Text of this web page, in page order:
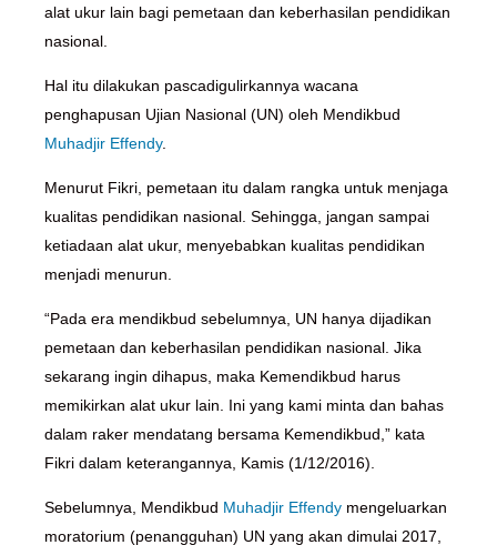
alat ukur lain bagi pemetaan dan keberhasilan pendidikan
nasional.
Hal itu dilakukan pascadigulirkannya wacana
penghapusan Ujian Nasional (UN) oleh Mendikbud
Muhadjir Effendy.
Menurut Fikri, pemetaan itu dalam rangka untuk menjaga
kualitas pendidikan nasional. Sehingga, jangan sampai
ketiadaan alat ukur, menyebabkan kualitas pendidikan
menjadi menurun.
“Pada era mendikbud sebelumnya, UN hanya dijadikan
pemetaan dan keberhasilan pendidikan nasional. Jika
sekarang ingin dihapus, maka Kemendikbud harus
memikirkan alat ukur lain. Ini yang kami minta dan bahas
dalam raker mendatang bersama Kemendikbud,” kata
Fikri dalam keterangannya, Kamis (1/12/2016).
Sebelumnya, Mendikbud Muhadjir Effendy mengeluarkan
moratorium (penangguhan) UN yang akan dimulai 2017,